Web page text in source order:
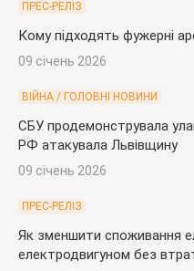
ПРЕС-РЕЛІЗ
Кому підходять фужерні
09 січень 2026
ВІЙНА / ГОЛОВНІ НОВИНИ
СБУ продемонструвала
РФ атакувала Львівщину
09 січень 2026
ПРЕС-РЕЛІЗ
Як зменшити споживання
електродвигуном без